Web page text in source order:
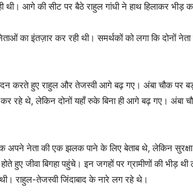
थी। आगे की सीट पर बैठे राहुल गांधी ने हाथ हिलाकर
का इंतज़ार कर रही थी। समर्थकों को लगा कि दोनों
करते हुए राहुल और तेजस्वी आगे बढ़ गए। अंबा चौक
रहे थे, लेकिन दोनों यहाँ रुके बिना ही आगे बढ़ गए। अंबा
अपने नेता की एक झलक पाने के लिए बेताब थे, लेकिन
हुए जीवा बिगहा पहुंचे। इन जगहों पर ग्रामीणों की भीड़
राहुल-तेजस्वी जिंदाबाद के नारे लग रहे थे।